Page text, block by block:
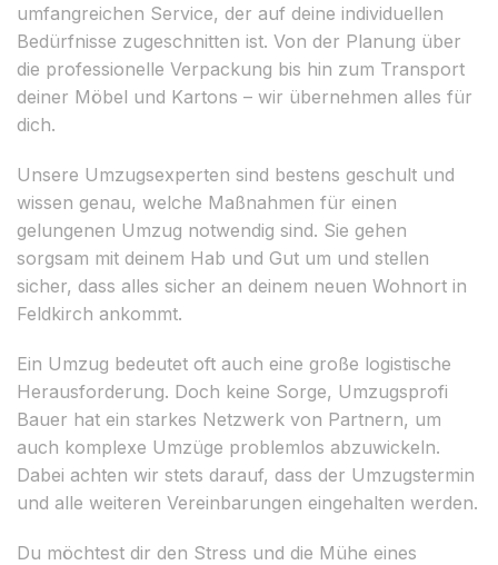
umfangreichen Service, der auf deine individuellen
Bedürfnisse zugeschnitten ist. Von der Planung über
die professionelle Verpackung bis hin zum Transport
deiner Möbel und Kartons – wir übernehmen alles für
dich.
Unsere Umzugsexperten sind bestens geschult und
wissen genau, welche Maßnahmen für einen
gelungenen Umzug notwendig sind. Sie gehen
sorgsam mit deinem Hab und Gut um und stellen
sicher, dass alles sicher an deinem neuen Wohnort in
Feldkirch ankommt.
Ein Umzug bedeutet oft auch eine große logistische
Herausforderung. Doch keine Sorge, Umzugsprofi
Bauer hat ein starkes Netzwerk von Partnern, um
auch komplexe Umzüge problemlos abzuwickeln.
Dabei achten wir stets darauf, dass der Umzugstermin
und alle weiteren Vereinbarungen eingehalten werden.
Du möchtest dir den Stress und die Mühe eines